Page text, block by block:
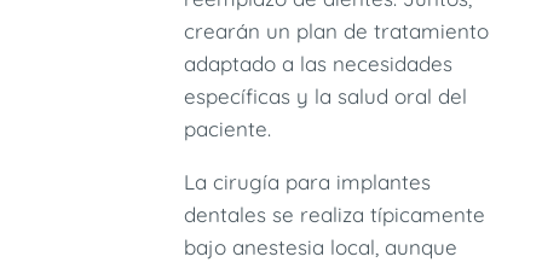
crearán un plan de tratamiento
adaptado a las necesidades
específicas y la salud oral del
paciente.
La cirugía para implantes
dentales se realiza típicamente
bajo anestesia local, aunque